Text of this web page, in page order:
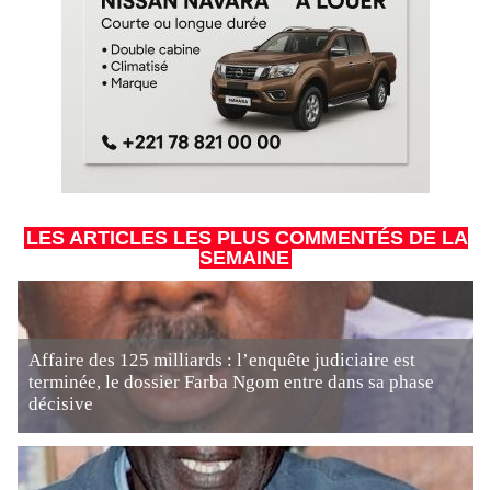
LES ARTICLES LES PLUS COMMENTÉS DE LA
SEMAINE
Affaire des 125 milliards : l’enquête judiciaire est
terminée, le dossier Farba Ngom entre dans sa phase
décisive